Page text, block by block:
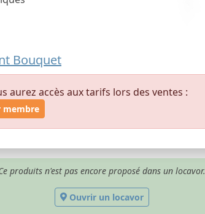
Bouquet
aurez accès aux tarifs lors des ventes :
membre
produits n'est pas encore proposé dans un locavor.
Ouvrir un locavor